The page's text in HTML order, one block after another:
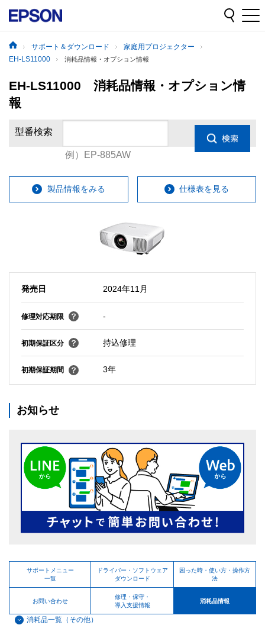
サポート＆ダウンロード
家庭用プロジェクター
EH-LS11000
消耗品情報・オプション情報
EH-LS11000 消耗品情報・オプション情
報
型番検索
例）EP-885AW
製品情報をみる 仕様表を見る
発売日 2024年11月
修理対応期限 -
初期保証区分 持込修理
初期保証期間 3年
お知らせ
サポートメニュー
一覧
ドライバー・ソフトウェア
ダウンロード
困った時・使い方・操作方
法
お問い合わせ
修理・保守・
導入支援情報
消耗品情報
消耗品一覧（その他）